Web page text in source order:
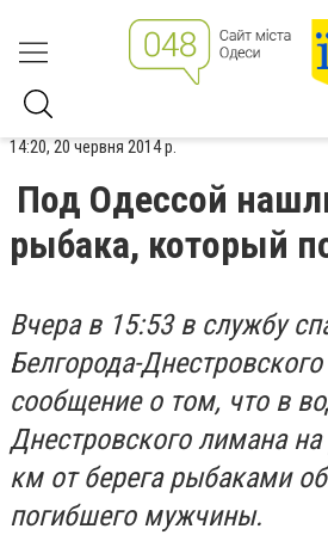
14:20, 20 червня 2014 р.
Под Одессой
рыбака, который
Вчера в 15:53 ​​в службу
Белгорода-
сообщение о том, что в
Днестровского лимана на
км от берега рыбаками
погибшего мужчины.